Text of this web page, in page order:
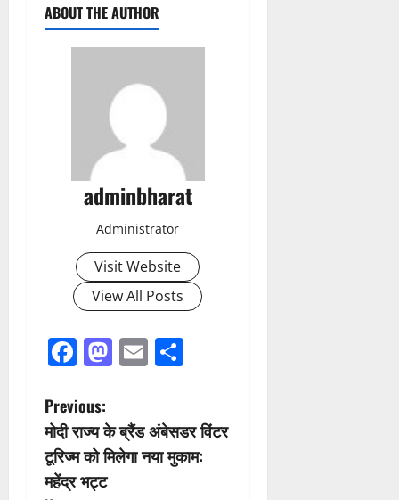
ABOUT THE AUTHOR
adminbharat
Administrator
Visit Website
View All Posts
Facebook
Mastodon
Email
P
o
s
Previous:
मोदी राज्य के ब्रैंड अंबेसडर विंटर
टूरिज्म को मिलेगा नया मुकाम:
महेंद्र भट्ट